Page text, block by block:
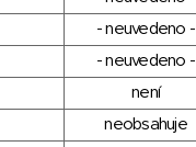
- neuvedeno -
- neuvedeno -
není
neobsahuje